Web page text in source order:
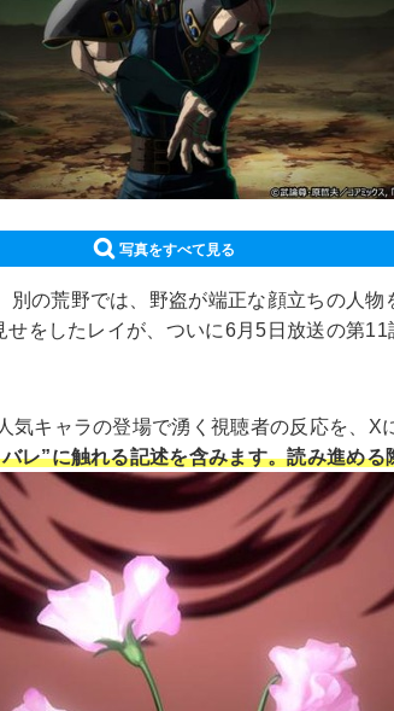
写真をすべて見る
の荒野では、野盗が端正な顔立ちの人
をしたレイが、ついに6月5日放送の第
キャラの登場で湧く視聴者の反応を、X
レ”に触れる記述を含みます。読み進める